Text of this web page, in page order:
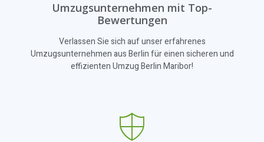
Umzugsunternehmen mit Top-
Bewertungen
Verlassen Sie sich auf unser erfahrenes
Umzugsunternehmen aus Berlin für einen sicheren und
effizienten Umzug Berlin Maribor!